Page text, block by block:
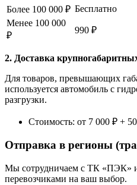
Более 100 000 ₽ Бесплатно
Менее 100 000
₽
990 ₽
2. Доставка
Для товаров, превышающих
используется автомобиль с
разгрузки.
Стоимость: от 7 000 ₽ +
Отправка в регионы
Мы сотрудничаем с ТК «ПЭК»
перевозчиками на ваш выбор.